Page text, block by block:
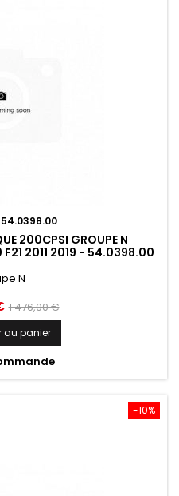
54.0398.00
200CPSI GROUPE N
F21 2011 2019 - 54.0398.00
N
Prix
de
base
1 476,00 €
au panier
-10%